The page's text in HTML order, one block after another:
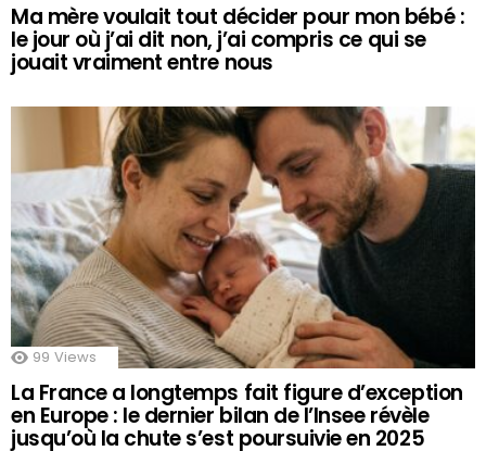
Ma mère voulait tout décider pour mon bébé :
le jour où j’ai dit non, j’ai compris ce qui se
jouait vraiment entre nous
99 Views
La France a longtemps fait figure d’exception
en Europe : le dernier bilan de l’Insee révèle
jusqu’où la chute s’est poursuivie en 2025